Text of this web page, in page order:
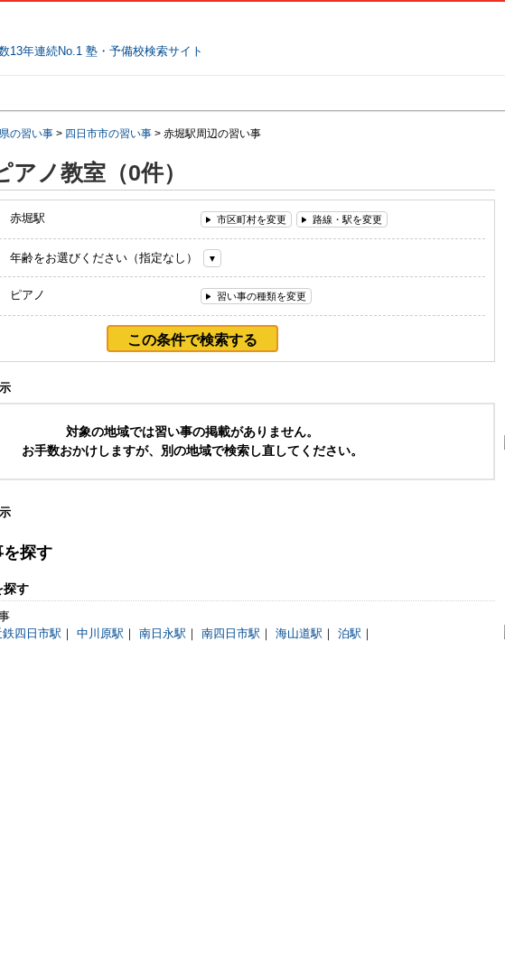
の習い事 > 四日市市の習い事 > 赤堀駅周辺の習い事
アノ教室（0件）
赤堀駅 市区町村を変更 路線・駅を変更
年齢をお選びください（指定なし）
ピアノ 習い事の種類を変更
この条件で検索する
対象の地域では習い事の掲載がありません。
お手数おかけしますが、別の地域で検索し直してください。
探す
探す
鉄四日市駅 ｜ 中川原駅 ｜ 南日永駅 ｜ 南四日市駅 ｜ 海山道駅 ｜ 泊駅 ｜